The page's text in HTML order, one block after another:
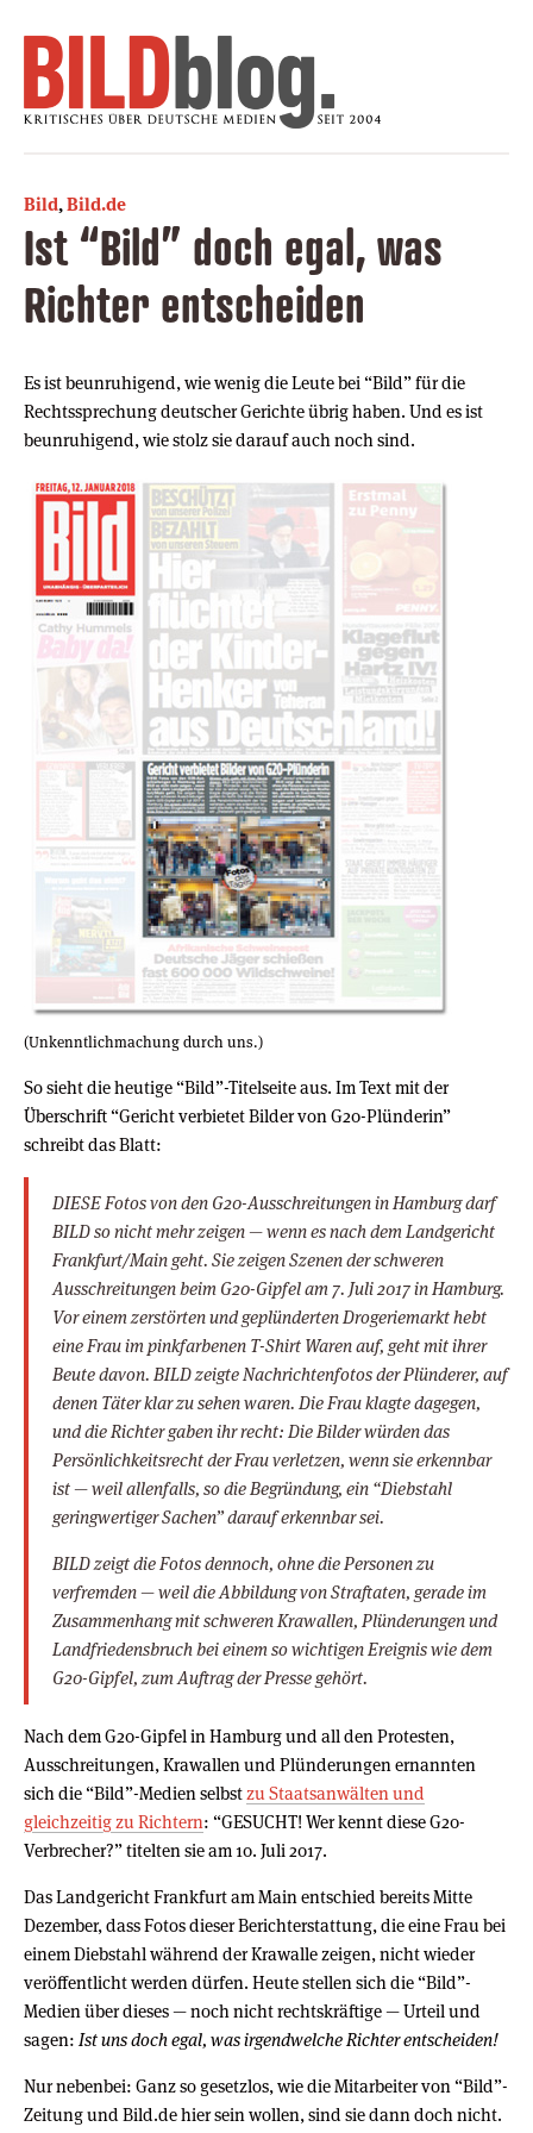
Bild,Bild.de
Ist “Bild” doch egal, was
Richter entscheiden
Es ist beunruhigend, wie wenig die Leute bei “Bild” für die
Rechtssprechung deutscher Gerichte übrig haben. Und es ist
beunruhigend, wie stolz sie darauf auch noch sind.
(Unkenntlichmachung durch uns.)
So sieht die heutige “Bild”-Titelseite aus. Im Text mit der
Überschrift “Gericht verbietet Bilder von G20-Plünderin”
schreibt das Blatt:
DIESE Fotos von den G20-Ausschreitungen in Hamburg darf
BILD so nicht mehr zeigen — wenn es nach dem Landgericht
Frankfurt/Main geht. Sie zeigen Szenen der schweren
Ausschreitungen beim G20-Gipfel am 7. Juli 2017 in Hamburg.
Vor einem zerstörten und geplünderten Drogeriemarkt hebt
eine Frau im pinkfarbenen T-Shirt Waren auf, geht mit ihrer
Beute davon. BILD zeigte Nachrichtenfotos der Plünderer, auf
denen Täter klar zu sehen waren. Die Frau klagte dagegen,
und die Richter gaben ihr recht: Die Bilder würden das
Persönlichkeitsrecht der Frau verletzen, wenn sie erkennbar
ist — weil allenfalls, so die Begründung, ein “Diebstahl
geringwertiger Sachen” darauf erkennbar sei.
BILD zeigt die Fotos dennoch, ohne die Personen zu
verfremden — weil die Abbildung von Straftaten, gerade im
Zusammenhang mit schweren Krawallen, Plünderungen und
Landfriedensbruch bei einem so wichtigen Ereignis wie dem
G20-Gipfel, zum Auftrag der Presse gehört.
Nach dem G20-Gipfel in Hamburg und all den Protesten,
Ausschreitungen, Krawallen und Plünderungen ernannten
sich die “Bild”-Medien selbst zu Staatsanwälten und
gleichzeitig zu Richtern: “GESUCHT! Wer kennt diese G20-
Verbrecher?” titelten sie am 10. Juli 2017.
Das Landgericht Frankfurt am Main entschied bereits Mitte
Dezember, dass Fotos dieser Berichterstattung, die eine Frau bei
einem Diebstahl während der Krawalle zeigen, nicht wieder
veröffentlicht werden dürfen. Heute stellen sich die “Bild”-
Medien über dieses — noch nicht rechtskräftige — Urteil und
sagen: Ist uns doch egal, was irgendwelche Richter entscheiden!
Nur nebenbei: Ganz so gesetzlos, wie die Mitarbeiter von “Bild”-
Zeitung und Bild.de hier sein wollen, sind sie dann doch nicht.